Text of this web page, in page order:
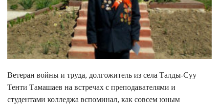
Ветеран войны и труда, долгожитель из села Талды-Суу
Тенти Тамашаев на встречах с преподавателями и
студентами колледжа вспоминал, как совсем юным